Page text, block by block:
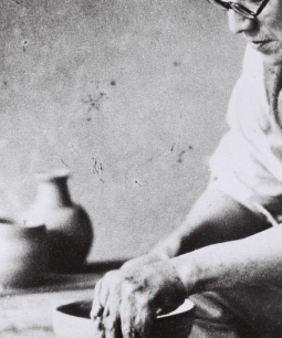
の
壺』
で
石
博
物
館
所